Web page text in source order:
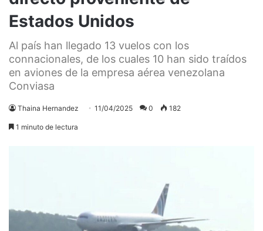
Estados Unidos
Al país han llegado 13 vuelos con los
connacionales, de los cuales 10 han sido traídos
en aviones de la empresa aérea venezolana
Conviasa
Thaina Hernandez 11/04/2025 0 182
1 minuto de lectura